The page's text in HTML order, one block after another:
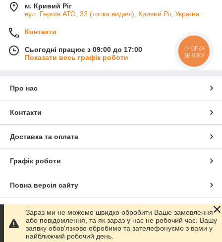
м. Кривий Ріг
вул. Героїв АТО, 32 (точка видачі), Кривий Ріг, Україна
Контакти
Сьогодні працює з 09:00 до 17:00
Показати весь графік роботи
Про нас
Контакти
Доставка та оплата
Графік роботи
Повна версія сайту
Сайт створено на маркетплейсі Prom.ua
Політика конфіденційності
Зараз ми не можемо швидко обробити Ваше замовлення
або повідомлення, та як зараз у нас не робочий час. Вашу
заявку обов'язково обробимо та зателефонуємо з вами у
найближчий робочий день.
КНОПКА
ЗВ'ЯЗКУ